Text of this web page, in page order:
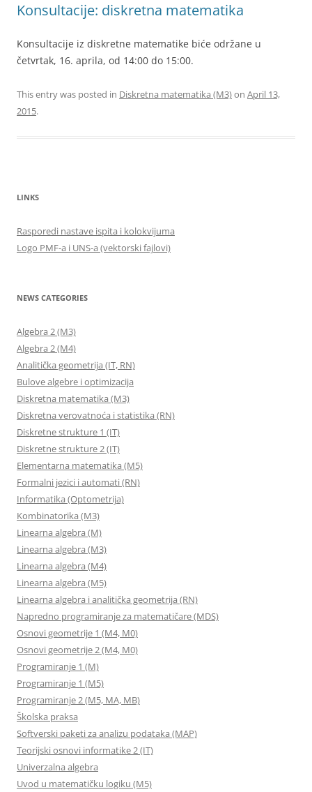
Konsultacije: diskretna matematika
Konsultacije iz diskretne matematike biće održane u
četvrtak, 16. aprila, od 14:00 do 15:00.
This entry was posted in Diskretna matematika (M3)on April 13,
2015.
LINKS
Rasporedi nastave ispita i kolokvijuma
Logo PMF-a i UNS-a (vektorski fajlovi)
NEWS CATEGORIES
Algebra 2 (M3)
Algebra 2 (M4)
Analitička geometrija (IT, RN)
Bulove algebre i optimizacija
Diskretna matematika (M3)
Diskretna verovatnoća i statistika (RN)
Diskretne strukture 1 (IT)
Diskretne strukture 2 (IT)
Elementarna matematika (M5)
Formalni jezici i automati (RN)
Informatika (Optometrija)
Kombinatorika (M3)
Linearna algebra (M)
Linearna algebra (M3)
Linearna algebra (M4)
Linearna algebra (M5)
Linearna algebra i analitička geometrija (RN)
Napredno programiranje za matematičare (MDS)
Osnovi geometrije 1 (M4, M0)
Osnovi geometrije 2 (M4, M0)
Programiranje 1 (M)
Programiranje 1 (M5)
Programiranje 2 (M5, MA, MB)
Školska praksa
Softverski paketi za analizu podataka (MAP)
Teorijski osnovi informatike 2 (IT)
Univerzalna algebra
Uvod u matematičku logiku (M5)